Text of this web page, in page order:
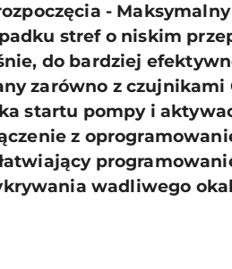
-
stref o niskim
do bardziej
zarówno z czujnikami
startu pompy i
z
wadliwego